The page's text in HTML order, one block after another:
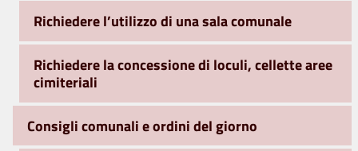
Richiedere l’utilizzo di una sala comunale
Richiedere la concessione di loculi, cellette aree
cimiteriali
Consigli comunali e ordini del giorno